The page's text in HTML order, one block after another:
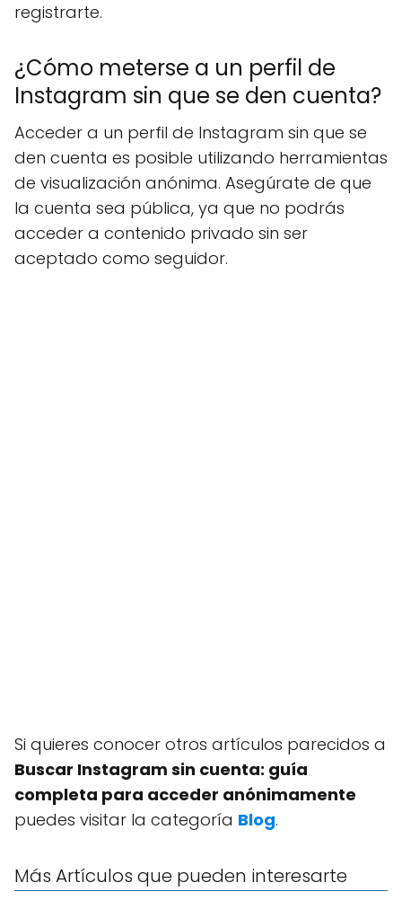
registrarte.
¿Cómo meterse a un perfil de
Instagram sin que se den cuenta?
Acceder a un perfil de Instagram sin que se
den cuenta es posible utilizando herramientas
de visualización anónima. Asegúrate de que
la cuenta sea pública, ya que no podrás
acceder a contenido privado sin ser
aceptado como seguidor.
Si quieres conocer otros artículos parecidos a
Buscar Instagram sin cuenta: guía
completa para acceder anónimamente
puedes visitar la categoría Blog.
Más Artículos que pueden interesarte